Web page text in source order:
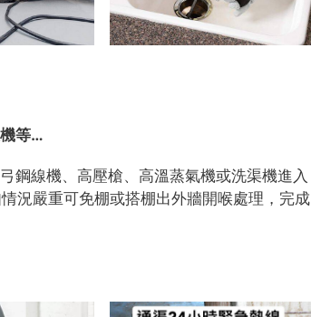
等…
鋼線機、高壓槍、高溫蒸氣機或洗渠機進入
況嚴重可免棚或搭棚出外牆開喉處理，完成